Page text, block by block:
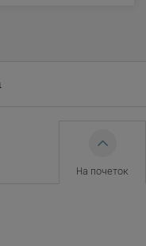
На почеток